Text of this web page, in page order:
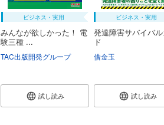
ビジネス・実用
みんなが欲しかった！ 電
験三種 ...
TAC出版開発グループ
試し読み
ビジネス・実用
発達障害サバイバ
ド
借金玉
試し読み